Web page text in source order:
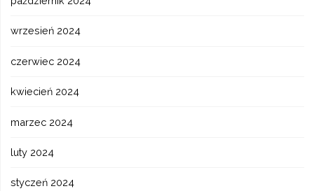
wrzesień 2024
czerwiec 2024
kwiecień 2024
marzec 2024
luty 2024
styczeń 2024